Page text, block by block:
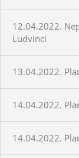
12.04.2022.
Ludvinci
13.04.2022.
14.04.2022.
14.04.2022.